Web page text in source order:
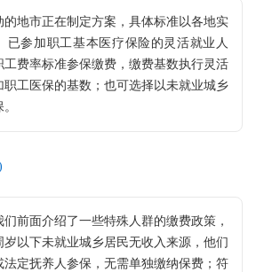
市正在制定方案，具体标准以各地实
已参加职工基本医疗保险的灵活就业人
工费率标准参保缴费，缴费基数执行灵活
职工医保的基数；也可选择以未就业城乡
面介绍了一些特殊人群的缴费政策，
岁以下未就业城乡居民无收入来源，他们
法定抚养人参保，无需单独缴纳保费；符